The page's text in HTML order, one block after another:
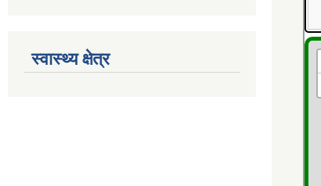
स्वास्थ्य क्षेत्र